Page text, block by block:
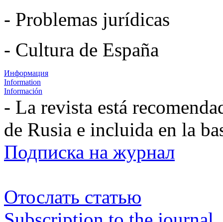
- Problemas jurídicas
- Cultura de España
Информация
Information
Información
- La revista está
de Rusia e incluida en la
Подписка на журнал
Отослать статью